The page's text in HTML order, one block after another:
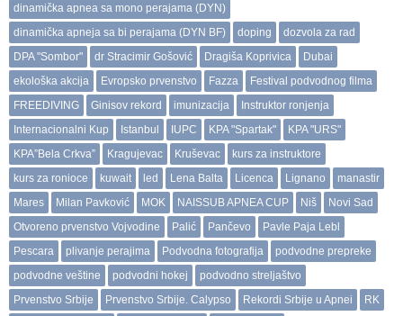
dinamička apnea sa mono perajama (DYN)
dinamička apneja sa bi perajama (DYN BF)
doping
dozvola za rad
DPA "Sombor"
dr Stracimir Gošović Dragiša Koprivica
Dubai
ekološka akcija
Evropsko prvenstvo Fazza
Festival podvodnog filma
FREEDIVING
Ginisov rekord imunizacija
Instruktor ronjenja
Internacionalni Kup
Istanbul IUPC KPA "Spartak"
KPA "URS"
KPA”Bela Crkva”
Kragujevac Kruševac
kurs za instruktore
kurs za ronioce
kuwait led Lena Balta Licenca Lignano
manastir
Mares
Milan Pavković MOK NAISSUB APNEA CUP Niš
Novi Sad
Otvoreno prvenstvo Vojvodine
Palić Pančevo
Pavle Paja Lebl
Pescara
plivanje perajima Podvodna fotografija
podvodne prepreke
podvodne veštine
podvodni hokej
podvodno streljaštvo
Prvenstvo Srbije
Prvenstvo Srbije. Calypso Rekordi Srbije u Apnei
RK